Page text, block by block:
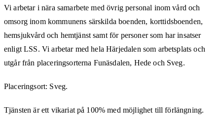
Vi arbetar i nära samarbete med övrig personal inom vård och
omsorg inom kommunens särskilda boenden, korttidsboenden,
hemsjukvård och hemtjänst samt för personer som har insatser
enligt LSS. Vi arbetar med hela Härjedalen som arbetsplats och
utgår från placeringsorterna Funäsdalen, Hede och Sveg.
Placeringsort: Sveg.
Tjänsten är ett vikariat på 100% med möjlighet till förlängning.